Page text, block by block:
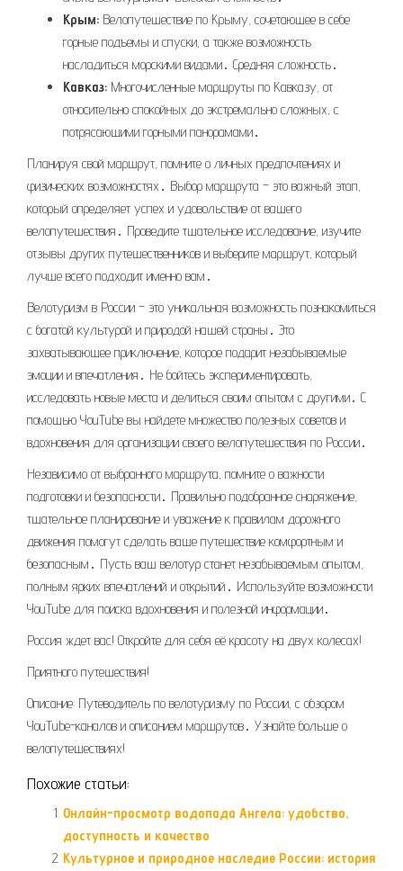
Крым: Велопутешествие по Крыму, сочетающее в себе
горные подъемы и спуски, а также возможность
насладиться морскими видами․ Средняя сложность․
Кавказ: Многочисленные маршруты по Кавказу, от
относительно спокойных до экстремально сложных, с
потрясающими горными панорамами․
Планируя свой маршрут, помните о личных предпочтениях и
физических возможностях․ Выбор маршрута – это важный этап,
который определяет успех и удовольствие от вашего
велопутешествия․ Проведите тщательное исследование, изучите
отзывы других путешественников и выберите маршрут, который
лучше всего подходит именно вам․
Велотуризм в России – это уникальная возможность познакомиться
с богатой культурой и природой нашей страны․ Это
захватывающее приключение, которое подарит незабываемые
эмоции и впечатления․ Не бойтесь экспериментировать,
исследовать новые места и делиться своим опытом с другими․ С
помощью YouTube вы найдете множество полезных советов и
вдохновения для организации своего велопутешествия по России․
Независимо от выбранного маршрута, помните о важности
подготовки и безопасности․ Правильно подобранное снаряжение,
тщательное планирование и уважение к правилам дорожного
движения помогут сделать ваше путешествие комфортным и
безопасным․ Пусть ваш велотур станет незабываемым опытом,
полным ярких впечатлений и открытий․ Используйте возможности
YouTube для поиска вдохновения и полезной информации․
Россия ждет вас! Откройте для себя её красоту на двух колесах!
Приятного путешествия!
Описание: Путеводитель по велотуризму по России, с обзором
YouTube-каналов и описанием маршрутов․ Узнайте больше о
велопутешествиях!
Похожие статьи:
Онлайн-просмотр водопада Ангела: удобство,
доступность и качество
Культурное и природное наследие России: история